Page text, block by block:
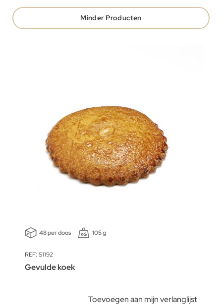
Minder Producten
48 per doos 105 g
REF: S1192
Gevulde koek
Toevoegen aan mijn verlanglijst